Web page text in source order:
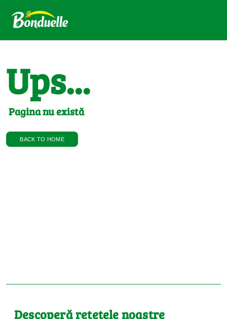
Ups...
Pagina nu există
BACK TO HOME
Descoperă rețetele noastre